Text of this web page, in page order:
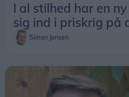
I al stilhed har en
sig ind i priskrig på
Simon Jensen